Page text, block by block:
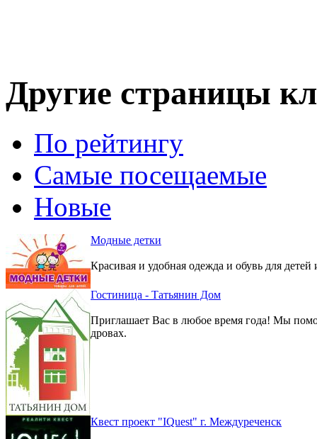
Другие страницы
По рейтингу
Самые посещаемые
Новые
Модные детки
Красивая и удобная одежда и обувь для детей
Гостиница - Татьянин Дом
Приглашает Вас в любое время года! Мы
дровах.
Квест проект "IQuest" г. Междуреченск